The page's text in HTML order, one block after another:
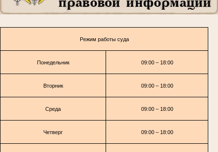
Режим работы суда
Понедельник 09:00 – 18:00
Вторник 09:00 – 18:00
Среда 09:00 – 18:00
Четверг 09:00 – 18:00